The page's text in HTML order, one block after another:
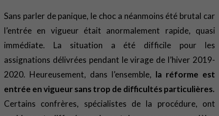
Sans parler de panique, le choc a néanmoins été brutal car
l’entrée en vigueur était anormalement rapide, quasi
immédiate. La situation a été difficile pour les
assignations délivrées pendant le virage de l’hiver 2019-
2020. Heureusement, dans l’ensemble, la réforme est
entrée en vigueur sans trop de difficultés particulières.
Certains confrères, spécialistes de la procédure, ont